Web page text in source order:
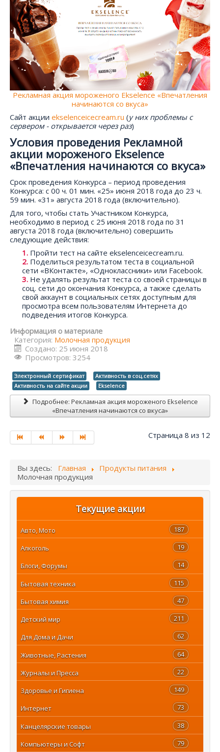
Рекламная акция мороженого Ekselence «Впечатления
начинаются со вкуса»
Сайт акции ekselenceicecream.ru (у них проблемы с
сервером - открывается через раз)
Условия проведения Рекламной
акции мороженого Ekselence
«Впечатления начинаются со вкуса»
Срок проведения Конкурса – период проведения
Конкурса: с 00 ч. 01 мин. «25» июня 2018 года до 23 ч.
59 мин. «31» августа 2018 года (включительно).
Для того, чтобы стать Участником Конкурса,
необходимо в период с 25 июня 2018 года по 31
августа 2018 года (включительно) совершить
следующие действия:
Пройти тест на сайте ekselenceicecream.ru.
Поделиться результатом теста в социальной
сети «ВКонтакте», «Одноклассники» или Facebook.
Не удалять результат теста со своей страницы в
соц. сети до окончания Конкурса, а также сделать
свой аккаунт в социальных сетях доступным для
просмотра всем пользователям Интернета до
подведения итогов Конкурса.
Информация о материале
Категория: Молочная продукция
Создано: 25 июня 2018
Просмотров: 3254
Электронный сертификат
Активность в соц.сетях
Активность на сайте акции
Ekselence
Подробнее: Рекламная акция мороженого Ekselence
«Впечатления начинаются со вкуса»
Страница 8 из 12
Вы здесь: Главная
Продукты питания
Молочная продукция
Текущие акции
187
Авто, Мото
19
Алкоголь
14
Блоги, Форумы
115
Бытовая техника
47
Бытовая химия
211
Детский мир
62
Для Дома и Дачи
64
Животные, Растения
22
Журналы и Пресса
149
Здоровье и Гигиена
73
Интернет
38
Канцелярские товары
79
Компьютеры и Софт